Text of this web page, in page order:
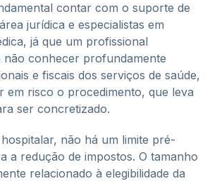
contar com o suporte de
jurídica e especialistas em
já que um profissional
não conhecer profundamente
e fiscais dos serviços de saúde,
em risco o procedimento, que leva
ser concretizado.
não há um limite pré-
a redução de impostos. O tamanho
relacionado à elegibilidade da